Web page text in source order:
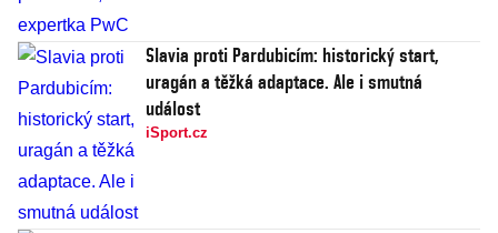
Slavia proti Pardubicím: historický start,
uragán a těžká adaptace. Ale i smutná
událost
iSport.cz